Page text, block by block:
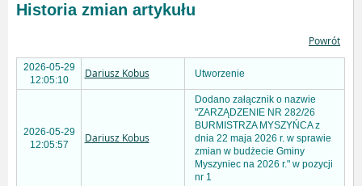
Historia zmian artykułu
Powrót
2026-05-29
12:05:10
Dariusz Kobus Utworzenie
2026-05-29
12:05:57
Dariusz Kobus
Dodano załącznik o nazwie
"ZARZĄDZENIE NR 282/26
BURMISTRZA MYSZYŃCA z
dnia 22 maja 2026 r. w sprawie
zmian w budżecie Gminy
Myszyniec na 2026 r." w pozycji
nr 1